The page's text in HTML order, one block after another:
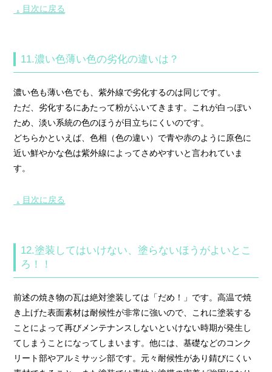
▲ 目次に戻る
11.濃い色薄い色の劣化の違いは？
濃い色も薄い色でも、紫外線で劣化するのは同じです。
ただ、劣化するにあたって粉がふいてきます。これが白っぽい
ため、淡い系統の色のほうが目立ちにくいのです。
どちらかといえば、色相（色の違い）で青や赤のように原色に
近い鮮やかな色は紫外線によってさめやすいと言われていま
す。
▲ 目次に戻る
12.塗装してはいけない、塗らないほうがよいとこ
ろ！！
前述の焼き物の瓦は絶対塗装しては「だめ！」です。高温で焼
き上げた表面素材は耐候性が非常に強いので、これに塗装する
ことによって再びメンテナンスしないといけない時期が発生し
てしまうことになってしまいます。他には、基礎などのコンク
リート部やアルミサッシ部です。元々耐候性があり錆びにくい